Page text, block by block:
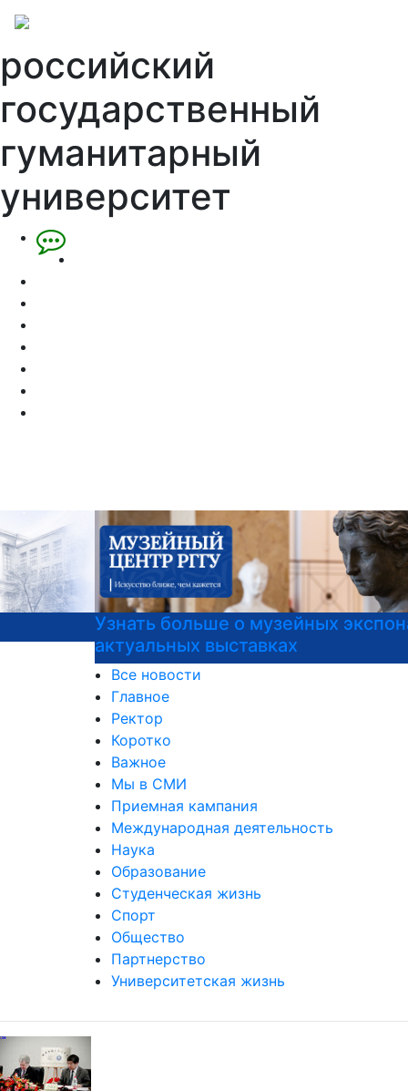
российский
государственный
гуманитарный
университет
Узнать больше о музейных экспонатах и
актуальных выставках
Все новости
Главное
Ректор
Коротко
Важное
Мы в СМИ
Приемная кампания
Международная деятельность
Наука
Образование
Студенческая жизнь
Спорт
Общество
Партнерство
Университетская жизнь